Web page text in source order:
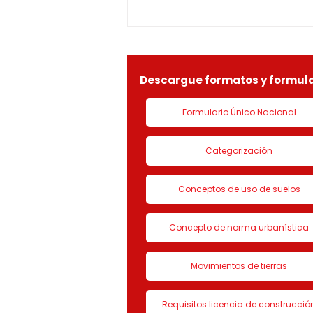
normas concordantes, hace
saber que según ra
Descargue formatos y
Formulario Único Nacional
Categorización
Conceptos de uso de suelos
Concepto de norma urbanística
Movimientos de tierras
Requisitos licencia de